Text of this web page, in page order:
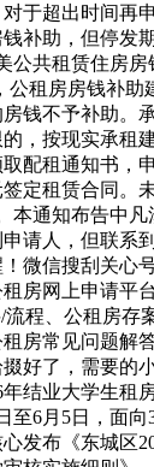
于超出时间再
补助，但停发
公共租赁住房
公租房房钱补助
钱不予补助。
，按现实承租
配租通知书，
定租赁合同。
本通知布告中
请人，但联系
微信搜刮关心
房网上申请平
程、公租房存
房常见问题解
好了，需要的
结业大学生租
至6月5日，面
发布《东城区